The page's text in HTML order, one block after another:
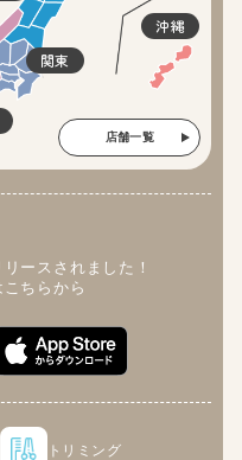
関東
沖縄
店舗一覧
ースされました！
ちらから
トリミング